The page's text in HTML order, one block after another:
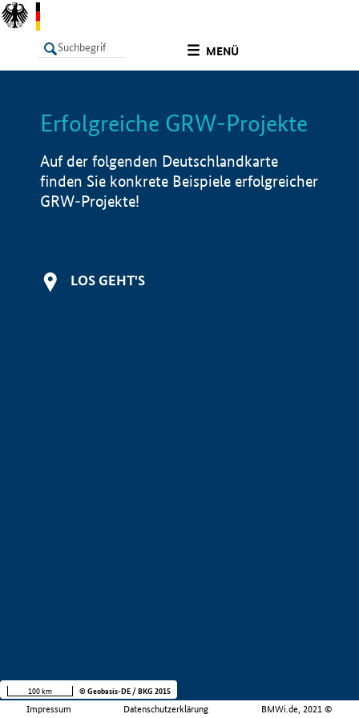
MENÜ
LISTE Info
Erfolgreiche GRW-Projekte
Auf der folgenden Deutschlandkarte
finden Sie konkrete Beispiele erfolgreicher
GRW-Projekte!
LOS GEHT'S
Impressum Datenschutzerklärung BMWi.de, 2021 ©
100 km © Geobasis-DE / BKG 2015